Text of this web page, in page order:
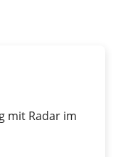
mit Radar im